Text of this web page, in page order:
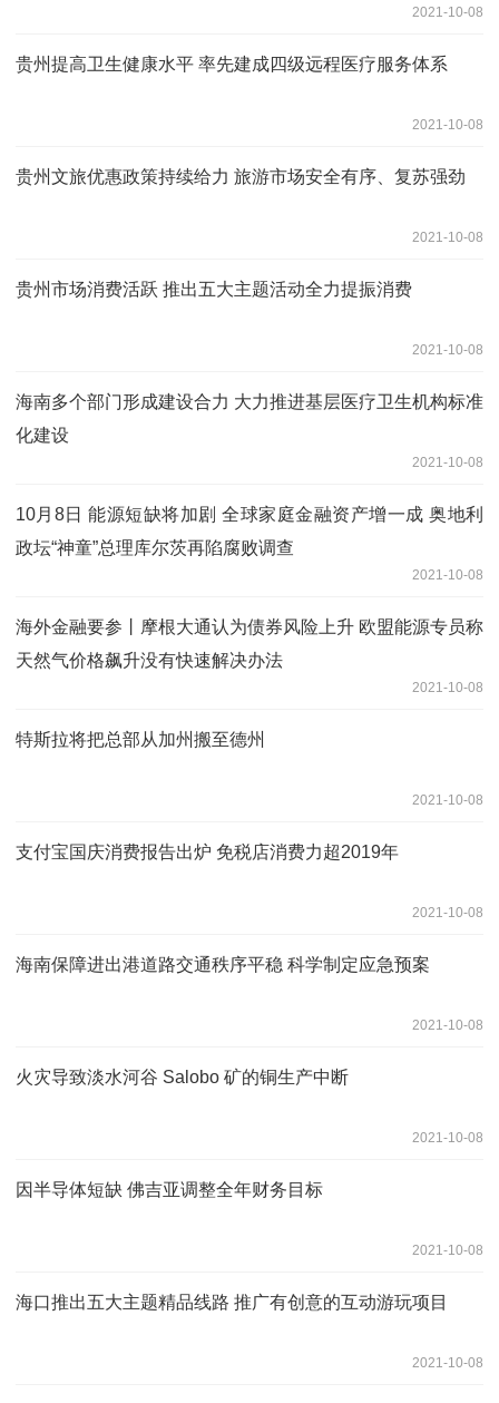
2021-10-08
贵州提高卫生健康水平 率先建成四级远程医疗服务体系
2021-10-08
贵州文旅优惠政策持续给力 旅游市场安全有序、复苏强劲
2021-10-08
贵州市场消费活跃 推出五大主题活动全力提振消费
2021-10-08
海南多个部门形成建设合力 大力推进基层医疗卫生机构标准
化建设
2021-10-08
10月8日 能源短缺将加剧 全球家庭金融资产增一成 奥地利
政坛“神童”总理库尔茨再陷腐败调查
2021-10-08
海外金融要参丨摩根大通认为债券风险上升 欧盟能源专员称
天然气价格飙升没有快速解决办法
2021-10-08
特斯拉将把总部从加州搬至德州
2021-10-08
支付宝国庆消费报告出炉 免税店消费力超2019年
2021-10-08
海南保障进出港道路交通秩序平稳 科学制定应急预案
2021-10-08
火灾导致淡水河谷 Salobo 矿的铜生产中断
2021-10-08
因半导体短缺 佛吉亚调整全年财务目标
2021-10-08
海口推出五大主题精品线路 推广有创意的互动游玩项目
2021-10-08